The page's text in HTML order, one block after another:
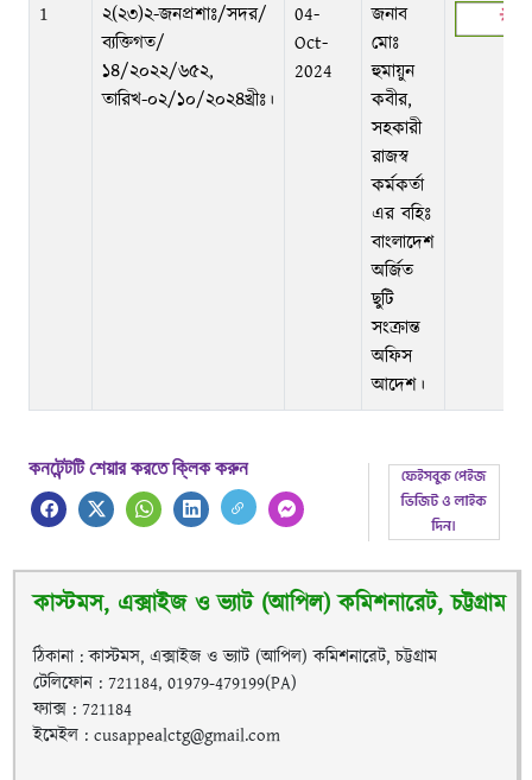
1
২(২৩)২-জনপ্রশাঃ/সদর/
ব্যক্তিগত/
১৪/২০২২/৬৫২,
তারিখ-০২/১০/২০২৪খ্রীঃ।
04-
Oct-
2024
জনাব
মোঃ
হুমায়ুন
কবীর,
সহকারী
রাজস্ব
কর্মকর্তা
এর বহিঃ
বাংলাদেশ
অর্জিত
ছুটি
সংক্রান্ত
অফিস
আদেশ।
কনটেন্টটি শেয়ার করতে ক্লিক করুন
কাস্টমস, এক্সাইজ ও ভ্যাট (আপিল) কমিশনারেট, চট্টগ্রাম
ঠিকানা : কাস্টমস, এক্সাইজ ও ভ্যাট (আপিল) কমিশনারেট, চট্টগ্রাম
টেলিফোন : 721184, 01979-479199(PA)
ফ্যাক্স : 721184
ইমেইল : cusappealctg@gmail.com